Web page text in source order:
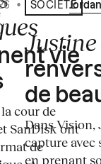
vie
cour de
SanDisk ont
de
• Écrit par
SOCIÉTÉ
de
Dans
capture avec
en prenant